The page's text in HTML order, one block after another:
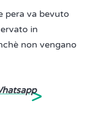
pera va bevuto
in
non vengano
>